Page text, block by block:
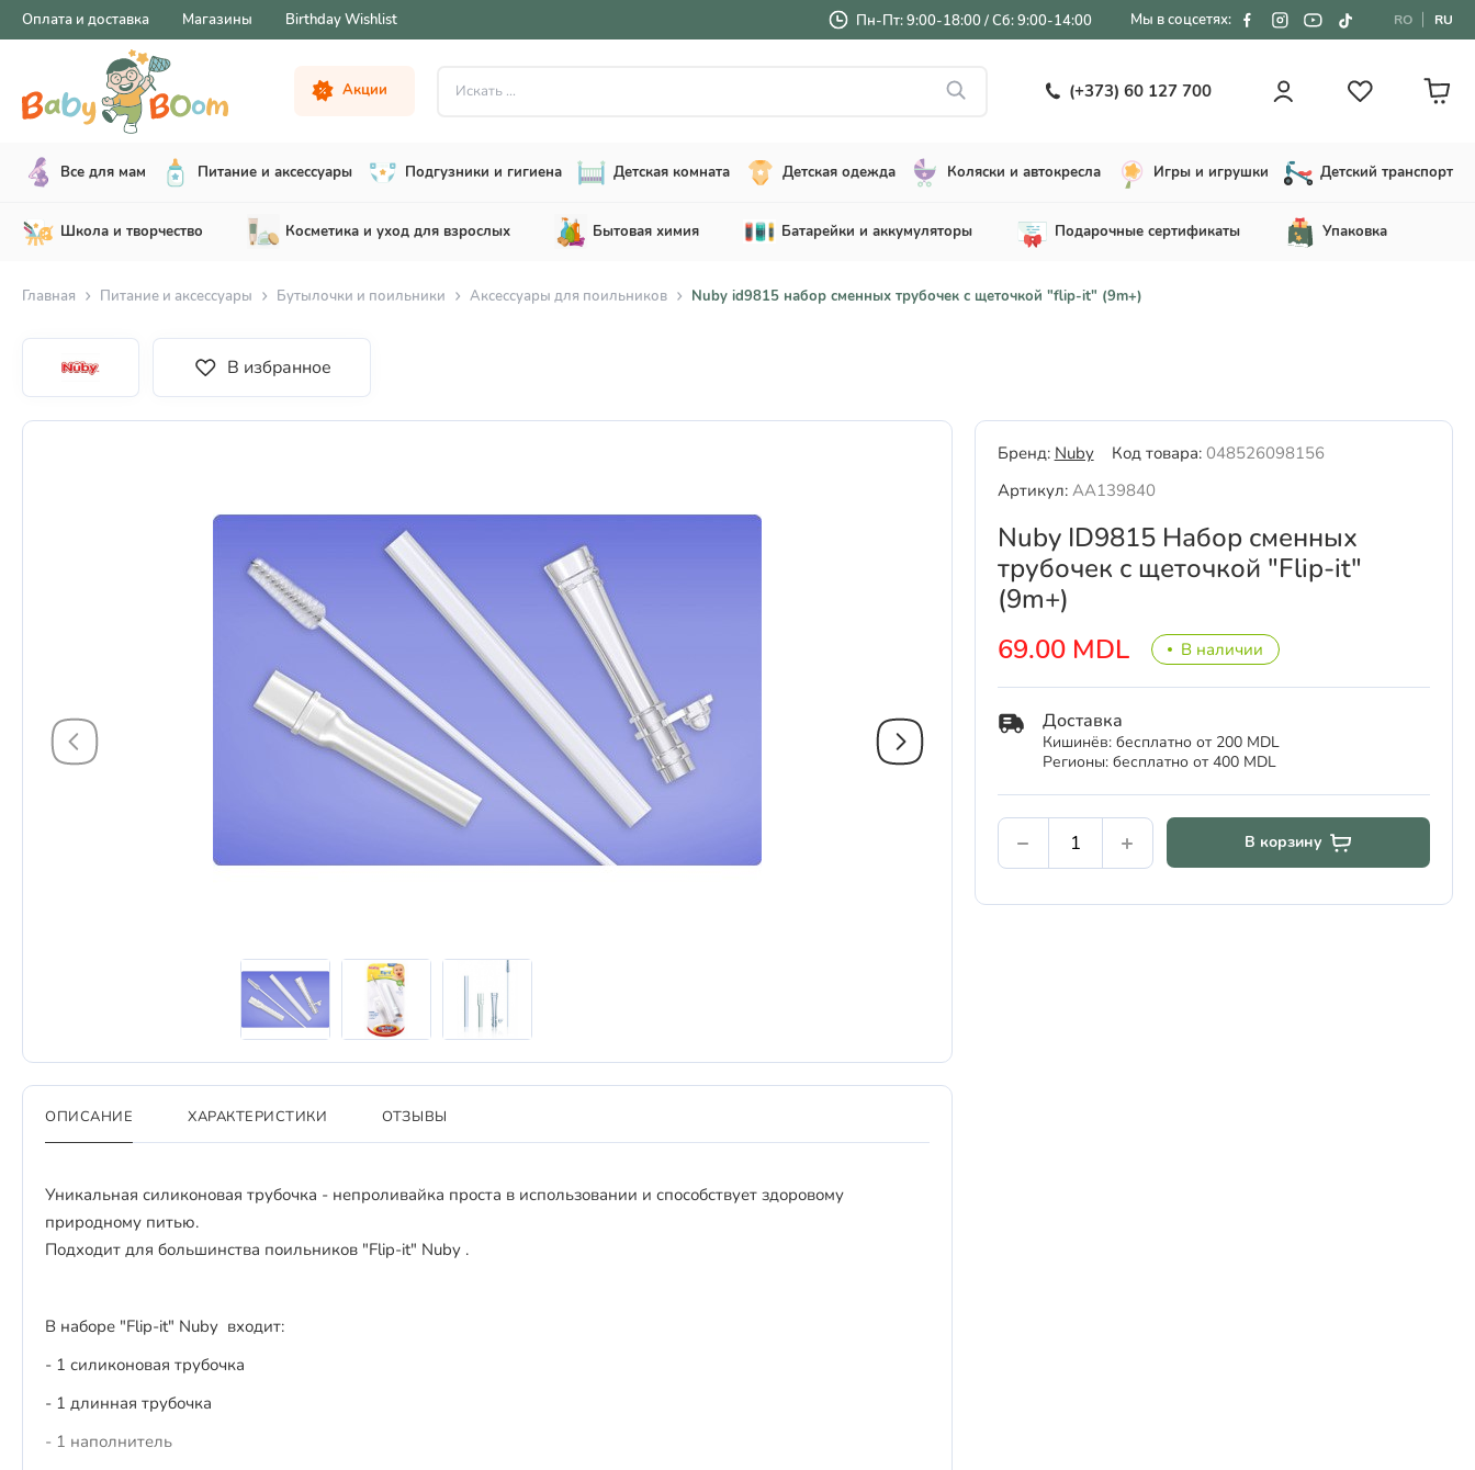
Оплата и доставка Магазины Birthday Wishlist Пн-Пт: 9:00-18:00 / Сб: 9:00-14:00 Мы в соцсетях: RO RU
Акции (+373) 60 127 700
Все для мам Питание и аксессуары Подгузники и гигиена Детская комната Детская одежда Коляски и автокресла Игры и игрушки Детский транспорт
Школа и творчество Косметика и уход для взрослых Бытовая химия Батарейки и аккумуляторы Подарочные сертификаты Упаковка
Главная Питание и аксессуары Бутылочки и поильники Аксессуары для поильников Nuby id9815 набор сменных трубочек с щеточкой "flip-it" (9m+)
В избранное
Бренд: Nuby Код товара: 048526098156
Артикул: AA139840
Nuby ID9815 Набор сменных
трубочек с щеточкой "Flip-it"
(9m+)
69.00 MDL
В наличии
Доставка
Кишинёв: бесплатно от 200 MDL
Регионы: бесплатно от 400 MDL
В корзину
ОПИСАНИЕ ХАРАКТЕРИСТИКИ ОТЗЫВЫ
Уникальная силиконовая трубочка - непроливайка проста в использовании и способствует здоровому
природному питью.
Подходит для большинства поильников "Flip-it" Nuby .
В наборе "Flip-it" Nuby входит:
- 1 силиконовая трубочка
- 1 длинная трубочка
- 1 наполнитель